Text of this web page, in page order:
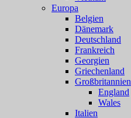
Europa
Belgien
Dänemark
Deutschland
Frankreich
Georgien
Griechenland
Großbritannien
England
Wales
Italien